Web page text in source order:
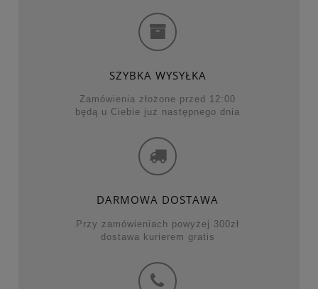
SZYBKA WYSYŁKA
Zamówienia złożone przed 12:00
będą u Ciebie już następnego dnia
DARMOWA DOSTAWA
Przy zamówieniach powyżej 300zł
dostawa kurierem gratis